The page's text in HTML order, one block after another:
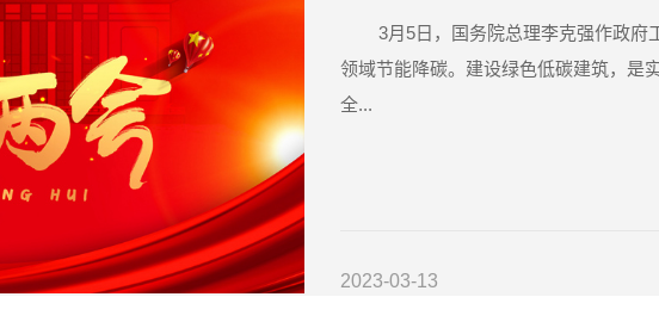
3月5日，国务院总理李克强作政府
领域节能降碳。建设绿色低碳建筑，是
全...
2023-03-13